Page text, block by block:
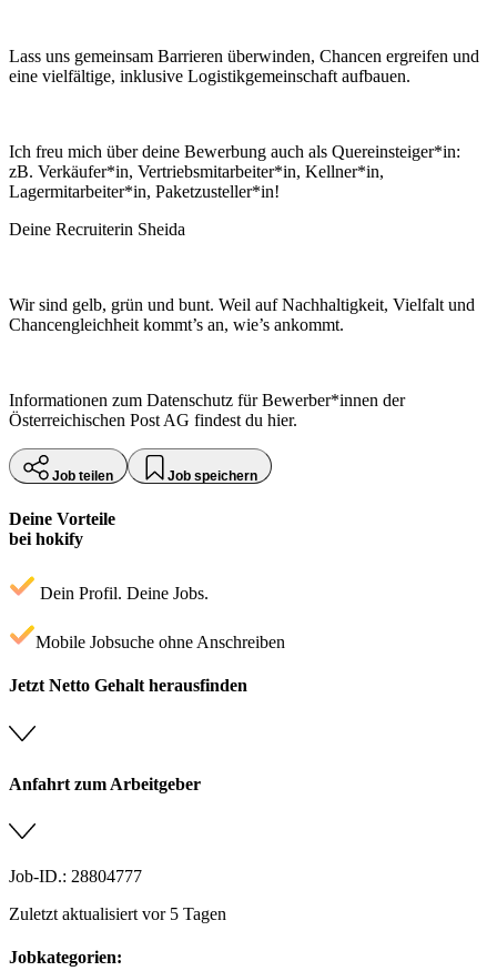
Lass uns gemeinsam Barrieren überwinden, Chancen ergreifen und
eine vielfältige, inklusive Logistikgemeinschaft aufbauen.
Ich freu mich über deine Bewerbung auch als Quereinsteiger*in:
zB. Verkäufer*in, Vertriebsmitarbeiter*in, Kellner*in,
Lagermitarbeiter*in, Paketzusteller*in!
Deine Recruiterin Sheida
Wir sind gelb, grün und bunt. Weil auf Nachhaltigkeit, Vielfalt und
Chancengleichheit kommt’s an, wie’s ankommt.
Informationen zum Datenschutz für Bewerber*innen der
Österreichischen Post AG findest du hier.
Job teilen Job speichern
Deine Vorteile
bei hokify
Dein Profil. Deine Jobs.
Mobile Jobsuche ohne Anschreiben
Jetzt Netto Gehalt herausfinden
Anfahrt zum Arbeitgeber
Job-ID.: 28804777
Zuletzt aktualisiert vor 5 Tagen
Jobkategorien: